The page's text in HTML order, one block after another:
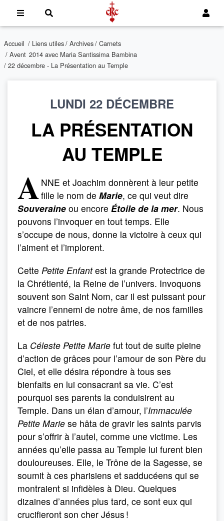
Accueil / Liens utiles/ Archives/ Carnets
/ Avent 2014 avec Maria Santissima Bambina
/ 22 décembre - La Présentation au Temple
LUNDI 22 DÉCEMBRE
LA PRÉSENTATION
AU TEMPLE
A NNE et Joachim donnèrent à leur petite
fille le nom de Marie, ce qui veut dire
Souveraine ou encore Étoile de la mer. Nous
pouvons l’invoquer en tout temps. Elle
s’occupe de nous, donne la victoire à ceux qui
l’aiment et l’implorent.
Cette Petite Enfantest la grande Protectrice de
la Chrétienté, la Reine de l’univers. Invoquons
souvent son Saint Nom, car il est puissant pour
vaincre l’ennemi de notre âme, de nos familles
et de nos patries.
La Céleste Petite Marie fut tout de suite pleine
d’action de grâces pour l’amour de son Père du
Ciel, et elle désira répondre à tous ses
bienfaits en lui consacrant sa vie. C’est
pourquoi ses parents la conduisirent au
Temple. Dans un élan d’amour, l’Immaculée
Petite Marie se hâta de gravir les saints parvis
pour s’offrir à l’autel, comme une victime. Les
années qu’elle passa au Temple lui furent bien
douloureuses. Elle, le Trône de la Sagesse, se
soumit à ces pharisiens et sadducéens qui se
montraient si infidèles à Dieu. Quelques
dizaines d’années plus tard, ce sont eux qui
crucifieront son cher Jésus !